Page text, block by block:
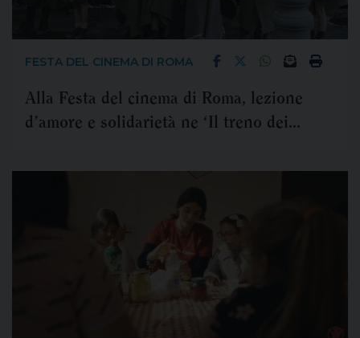
FESTA DEL CINEMA DI ROMA
Alla Festa del cinema di Roma, lezione
d’amore e solidarietà ne ‘Il treno dei